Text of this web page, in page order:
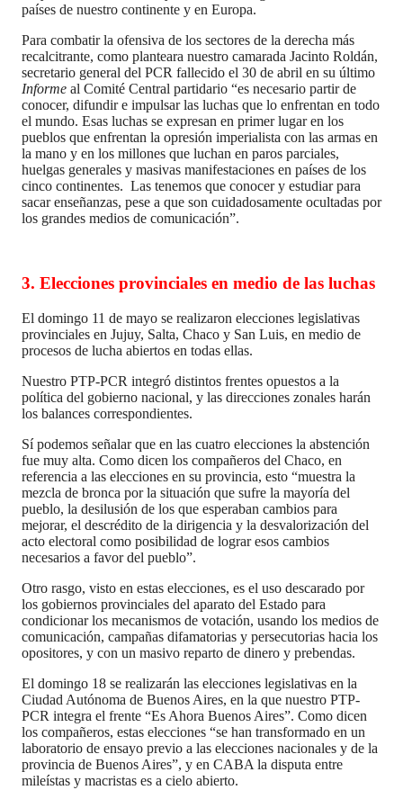
países de nuestro continente y en Europa.
Para combatir la ofensiva de los sectores de la derecha más
recalcitrante, como planteara nuestro camarada Jacinto Roldán,
secretario general del PCR fallecido el 30 de abril en su último
Informe al Comité Central partidario “es necesario partir de
conocer, difundir e impulsar las luchas que lo enfrentan en todo
el mundo. Esas luchas se expresan en primer lugar en los
pueblos que enfrentan la opresión imperialista con las armas en
la mano y en los millones que luchan en paros parciales,
huelgas generales y masivas manifestaciones en países de los
cinco continentes. Las tenemos que conocer y estudiar para
sacar enseñanzas, pese a que son cuidadosamente ocultadas por
los grandes medios de comunicación”.
3. Elecciones provinciales en medio de las luchas
El domingo 11 de mayo se realizaron elecciones legislativas
provinciales en Jujuy, Salta, Chaco y San Luis, en medio de
procesos de lucha abiertos en todas ellas.
Nuestro PTP-PCR integró distintos frentes opuestos a la
política del gobierno nacional, y las direcciones zonales harán
los balances correspondientes.
Sí podemos señalar que en las cuatro elecciones la abstención
fue muy alta. Como dicen los compañeros del Chaco, en
referencia a las elecciones en su provincia, esto “muestra la
mezcla de bronca por la situación que sufre la mayoría del
pueblo, la desilusión de los que esperaban cambios para
mejorar, el descrédito de la dirigencia y la desvalorización del
acto electoral como posibilidad de lograr esos cambios
necesarios a favor del pueblo”.
Otro rasgo, visto en estas elecciones, es el uso descarado por
los gobiernos provinciales del aparato del Estado para
condicionar los mecanismos de votación, usando los medios de
comunicación, campañas difamatorias y persecutorias hacia los
opositores, y con un masivo reparto de dinero y prebendas.
El domingo 18 se realizarán las elecciones legislativas en la
Ciudad Autónoma de Buenos Aires, en la que nuestro PTP-
PCR integra el frente “Es Ahora Buenos Aires”. Como dicen
los compañeros, estas elecciones “se han transformado en un
laboratorio de ensayo previo a las elecciones nacionales y de la
provincia de Buenos Aires”, y en CABA la disputa entre
mileístas y macristas es a cielo abierto.